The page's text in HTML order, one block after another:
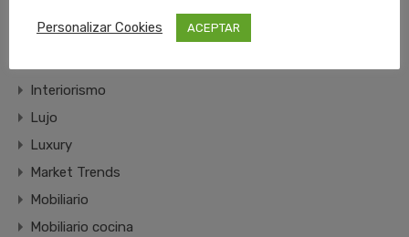
Fachada
Interiorismo
Lujo
Luxury
Market Trends
Mobiliario
Mobiliario cocina
Personalizar Cookies ACEPTAR